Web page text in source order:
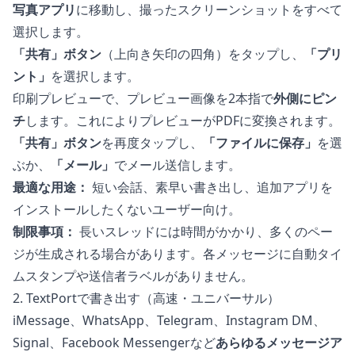
写真アプリに移動し、撮ったスクリーンショットをすべて
選択します。
「共有」ボタン （上向き矢印の四角）をタップし、
「プリ
ント」 を選択します。
印刷プレビューで、プレビュー画像を2本指で外側にピン
チします。これによりプレビューがPDFに変換されます。
「共有」ボタンを再度タップし、 「ファイルに保存」 を選
ぶか、
「メール」 でメール送信します。
最適な用途： 短い会話、素早い書き出し、追加アプリを
インストールしたくないユーザー向け。
制限事項： 長いスレッドには時間がかかり、多くのペー
ジが生成される場合があります。各メッセージに自動タイ
ムスタンプや送信者ラベルがありません。
2. TextPortで書き出す（高速・ユニバーサル）
iMessage、WhatsApp、Telegram、Instagram DM、
Signal、Facebook Messengerなどあらゆるメッセージア